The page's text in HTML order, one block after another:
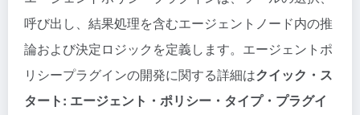
呼び出し、結果処理を含むエージェントノード内の推
論および決定ロジックを定義します。エージェントポ
リシープラグインの開発に関する詳細はクイック・ス
タート: エージェント・ポリシー・タイプ・プラグイ